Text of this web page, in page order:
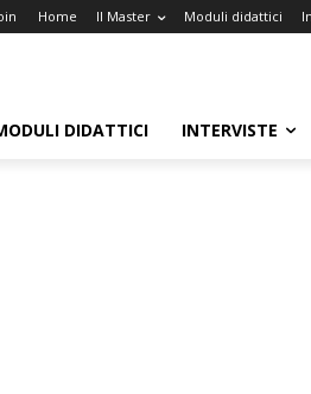
Home Il Master Moduli didattici
DIDATTICI INTERVISTE